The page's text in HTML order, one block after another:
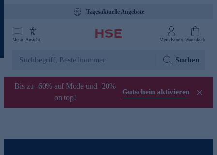
Tagesaktuelle Angebote
Menü Ansicht Mein Konto Warenkorb
Suchen
Bis zu -60% auf Mode und -20%
on top!
Gutschein aktivieren